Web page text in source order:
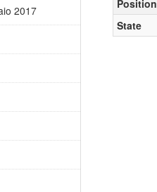
2017
Position
State